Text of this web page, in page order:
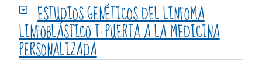
BLOG
TIENDA
ESTUDIOS GENÉTICOS DEL LINFOMA
LINFOBLÁSTICO T: PUERTA A LA MEDICINA
PERSONALIZADA